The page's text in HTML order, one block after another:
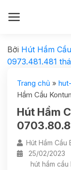
Bởi Hút Hầm
0973.481.481
Trang chủ »
Hầm Cầu
Hút Hầm
Hút Hầm Cầu
25/02/2023
hút hầm cầu